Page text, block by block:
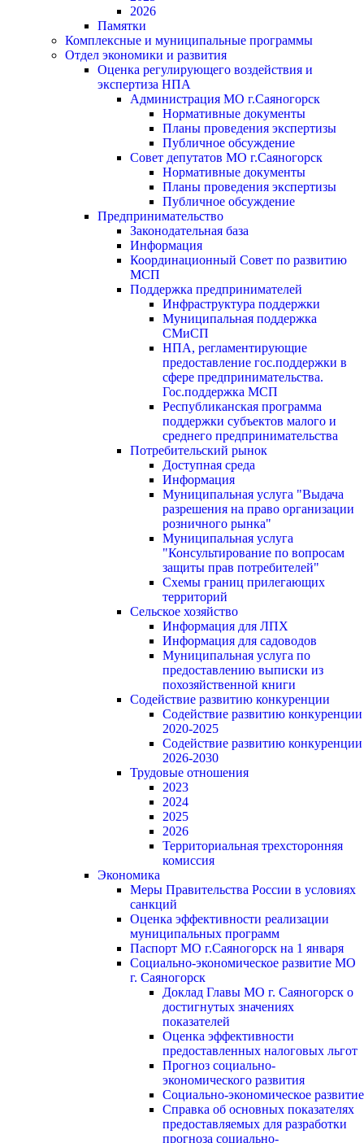
2026
Памятки
Комплексные и муниципальные программы
Отдел экономики и развития
Оценка регулирующего воздействия и
экспертиза НПА
Администрация МО г.Саяногорск
Нормативные документы
Планы проведения экспертизы
Публичное обсуждение
Совет депутатов МО г.Саяногорск
Нормативные документы
Планы проведения экспертизы
Публичное обсуждение
Предпринимательство
Законодательная база
Информация
Координационный Совет по развитию
МСП
Поддержка предпринимателей
Инфраструктура поддержки
Муниципальная поддержка
СМиСП
НПА, регламентирующие
предоставление гос.поддержки в
сфере предпринимательства.
Гос.поддержка МСП
Республиканская программа
поддержки субъектов малого и
среднего предпринимательства
Потребительский рынок
Доступная среда
Информация
Муниципальная услуга "Выдача
разрешения на право организации
розничного рынка"
Муниципальная услуга
"Консультирование по вопросам
защиты прав потребителей"
Схемы границ прилегающих
территорий
Сельское хозяйство
Информация для ЛПХ
Информация для садоводов
Муниципальная услуга по
предоставлению выписки из
похозяйственной книги
Содействие развитию конкуренции
Содействие развитию конкуренции
2020-2025
Содействие развитию конкуренции
2026-2030
Трудовые отношения
2023
2024
2025
2026
Территориальная трехсторонняя
комиссия
Экономика
Меры Правительства России в условиях
санкций
Оценка эффективности реализации
муниципальных программ
Паспорт МО г.Саяногорск на 1 января
Социально-экономическое развитие МО
г. Саяногорск
Доклад Главы МО г. Саяногорск о
достигнутых значениях
показателей
Оценка эффективности
предоставленных налоговых льгот
Прогноз социально-
экономического развития
Социально-экономическое развитие
Справка об основных показателях
предоставляемых для разработки
прогноза социально-